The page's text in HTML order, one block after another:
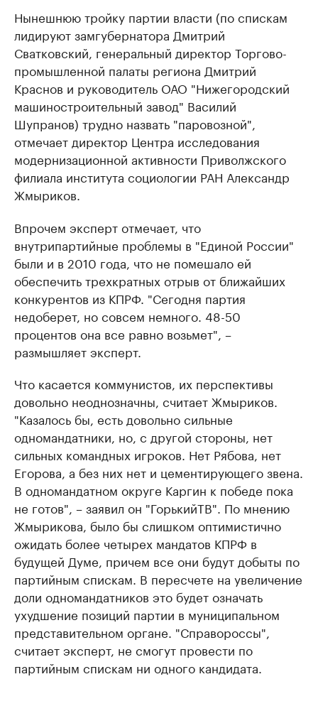
Нынешнюю тройку партии власти (по спискам
лидируют замгубернатора Дмитрий
Сватковский, генеральный директор Торгово-
промышленной палаты региона Дмитрий
Краснов и руководитель ОАО "Нижегородский
машиностроительный завод" Василий
Шупранов) трудно назвать "паровозной",
отмечает директор Центра исследования
модернизационной активности Приволжского
филиала института социологии РАН Александр
Жмыриков.
Впрочем эксперт отмечает, что
внутрипартийные проблемы в "Единой России"
были и в 2010 года, что не помешало ей
обеспечить трехкратных отрыв от ближайших
конкурентов из КПРФ. "Сегодня партия
недоберет, но совсем немного. 48-50
процентов она все равно возьмет", –
размышляет эксперт.
Что касается коммунистов, их перспективы
довольно неоднозначны, считает Жмыриков.
"Казалось бы, есть довольно сильные
одномандатники, но, с другой стороны, нет
сильных командных игроков. Нет Рябова, нет
Егорова, а без них нет и цементирующего звена.
В одномандатном округе Каргин к победе пока
не готов", – заявил он "ГорькийТВ". По мнению
Жмырикова, было бы слишком оптимистично
ожидать более четырех мандатов КПРФ в
будущей Думе, причем все они будут добыты по
партийным спискам. В пересчете на увеличение
доли одномандатников это будет означать
ухудшение позиций партии в муниципальном
представительном органе. "Справороссы",
считает эксперт, не смогут провести по
партийным спискам ни одного кандидата.